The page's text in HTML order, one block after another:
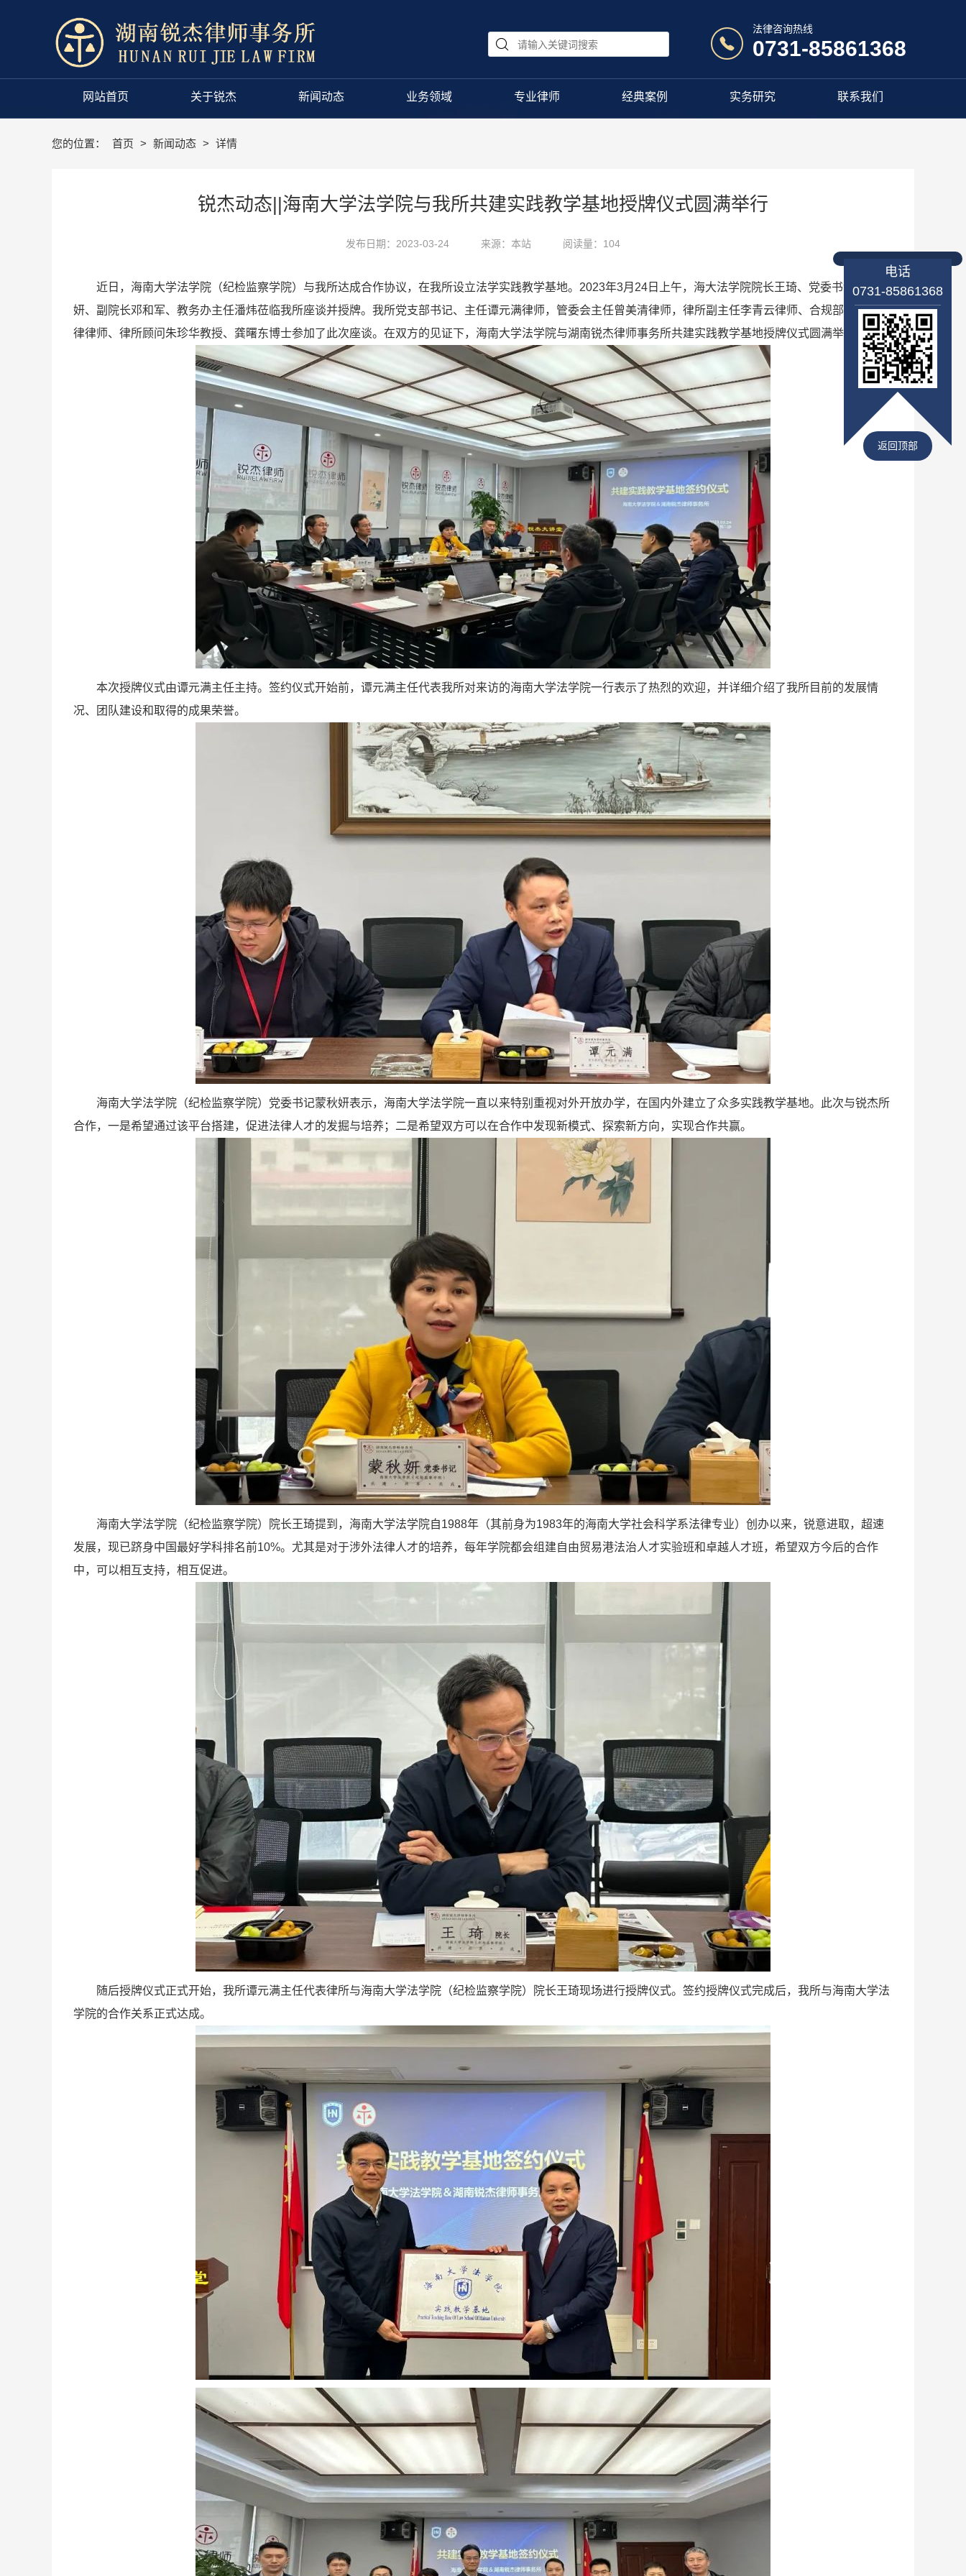
网站首页 关于锐杰 新闻动态 业务领域 专业律师 经典案例 实务研究 联系我们
0731-85861368
法律咨询热线
您的位置： 首页 > 新闻动态 > 详情
锐杰动态||海南大学法学院与我所共建实践教学基地授牌仪式圆满举行
发布日期：2023-03-24 来源：本站 阅读量：104
近日，海南大学法学院（纪检监察学院）与我所达成合作协议，在我所设立法学实践教学基地。2023年3月24日上午，海大法学院院长王琦、党委书记蒙秋
妍、副院长邓和军、教务办主任潘炜莅临我所座谈并授牌。我所党支部书记、主任谭元满律师，管委会主任曾美清律师，律所副主任李青云律师、合规部部长张硕
律律师、律所顾问朱珍华教授、龚曙东博士参加了此次座谈。在双方的见证下，海南大学法学院与湖南锐杰律师事务所共建实践教学基地授牌仪式圆满举行。
本次授牌仪式由谭元满主任主持。签约仪式开始前，谭元满主任代表我所对来访的海南大学法学院一行表示了热烈的欢迎，并详细介绍了我所目前的发展情
况、团队建设和取得的成果荣誉。
海南大学法学院（纪检监察学院）党委书记蒙秋妍表示，海南大学法学院一直以来特别重视对外开放办学，在国内外建立了众多实践教学基地。此次与锐杰所
合作，一是希望通过该平台搭建，促进法律人才的发掘与培养；二是希望双方可以在合作中发现新模式、探索新方向，实现合作共赢。
海南大学法学院（纪检监察学院）院长王琦提到，海南大学法学院自1988年（其前身为1983年的海南大学社会科学系法律专业）创办以来，锐意进取，超速
发展，现已跻身中国最好学科排名前10%。尤其是对于涉外法律人才的培养，每年学院都会组建自由贸易港法治人才实验班和卓越人才班，希望双方今后的合作
中，可以相互支持，相互促进。
随后授牌仪式正式开始，我所谭元满主任代表律所与海南大学法学院（纪检监察学院）院长王琦现场进行授牌仪式。签约授牌仪式完成后，我所与海南大学法
学院的合作关系正式达成。
电话
0731-85861368
返回顶部